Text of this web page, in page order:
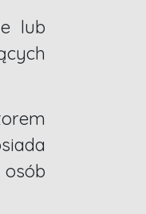
lub